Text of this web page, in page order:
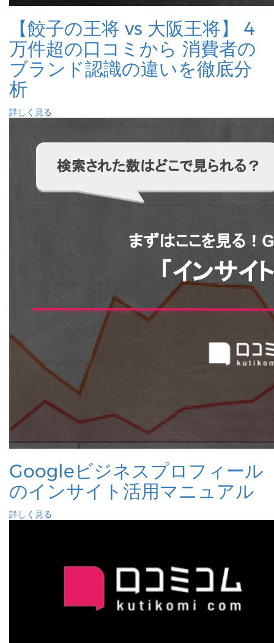
【餃子の王将 vs 大阪王将】 4
万件超の口コミから 消費者の
ブランド認識の違いを徹底分
析
詳しく見る
Googleビジネスプロフィール
のインサイト活用マニュアル
詳しく見る